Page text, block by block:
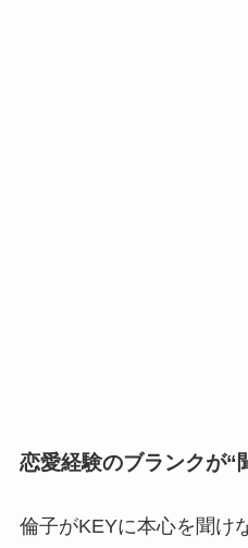
恋愛経験のブランクが“
倫子がKEYに本心を聞け